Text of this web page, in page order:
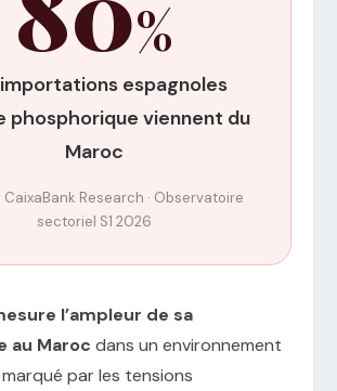
%
espagnoles
phosphorique viennent du
Maroc
CaixaBank Research · Observatoire
sectoriel S1 2026
l’ampleur de sa
au Maroc dans un environnement
par les tensions